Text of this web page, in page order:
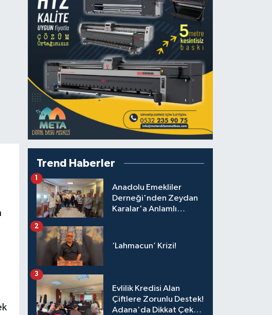
Trend Haberler
Anadolu Emekliler
Derneği'nden Zeydan
Karalar'a Anlamlı
1
‘Lahmacun’ Krizi!
2
Evlilik Kredisi Alan
Çiftlere Zorunlu Destek!
Adana'da Dikkat Çeken
3